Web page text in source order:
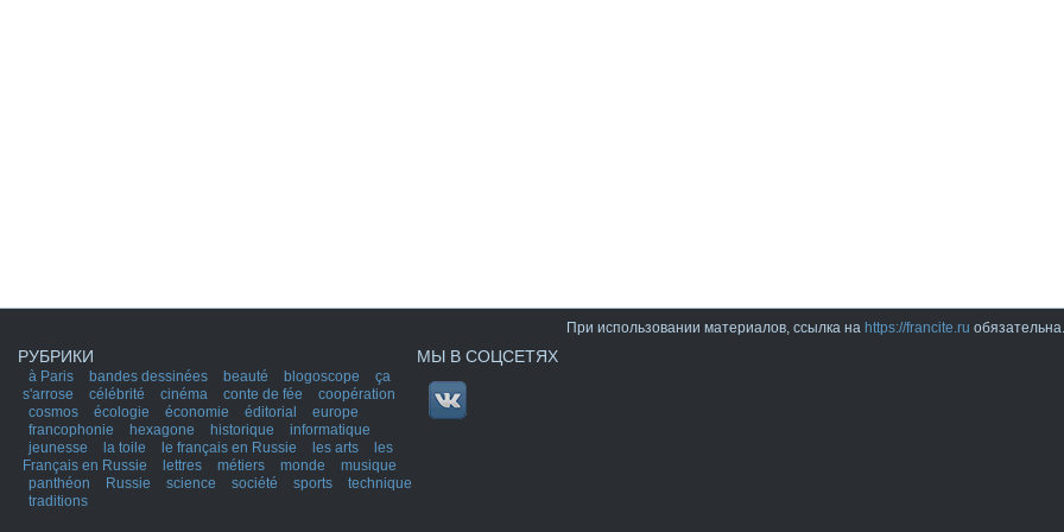
При использовании материалов, ссылка на https://francite.ru обязательна.
РУБРИКИ
à Paris bandes dessinées beauté blogoscope
ça
s'arrose
célébrité cinéma conte de fée
coopération
cosmos
écologie économie éditorial
europe
francophonie
hexagone historique
informatique
jeunesse
la toile le français en Russie les arts
les
Français en Russie
lettres métiers monde
musique
panthéon
Russie science société sports
technique
traditions
МЫ В СОЦСЕТЯХ